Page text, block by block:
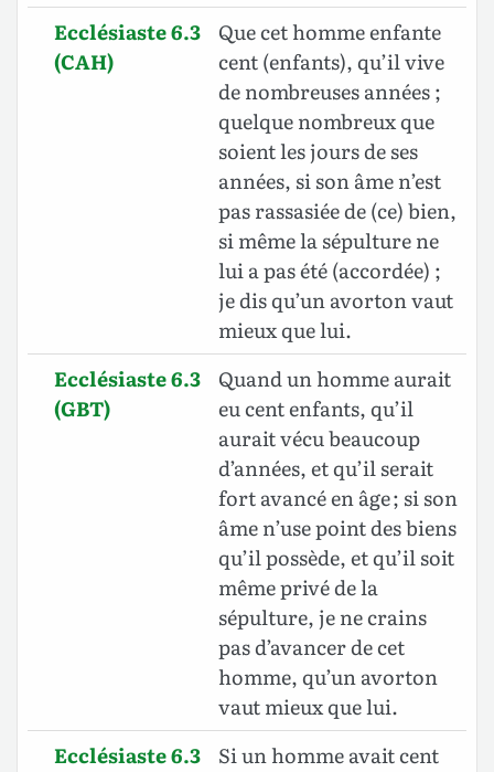
Ecclésiaste 6.3
(CAH)
Que cet homme enfante
cent (enfants), qu’il vive
de nombreuses années ;
quelque nombreux que
soient les jours de ses
années, si son âme n’est
pas rassasiée de (ce) bien,
si même la sépulture ne
lui a pas été (accordée) ;
je dis qu’un avorton vaut
mieux que lui.
Ecclésiaste 6.3
(GBT)
Quand un homme aurait
eu cent enfants, qu’il
aurait vécu beaucoup
d’années, et qu’il serait
fort avancé en âge ; si son
âme n’use point des biens
qu’il possède, et qu’il soit
même privé de la
sépulture, je ne crains
pas d’avancer de cet
homme, qu’un avorton
vaut mieux que lui.
Ecclésiaste 6.3
Si un homme avait cent